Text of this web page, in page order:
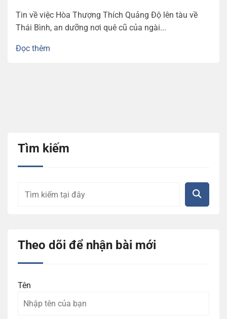
Tin về việc Hòa Thượng Thích Quảng Độ lên tàu về
Thái Bình, an dưỡng nơi quê cũ của ngài...
Đọc thêm
Tìm kiếm
Theo dõi để nhận bài mới
Tên